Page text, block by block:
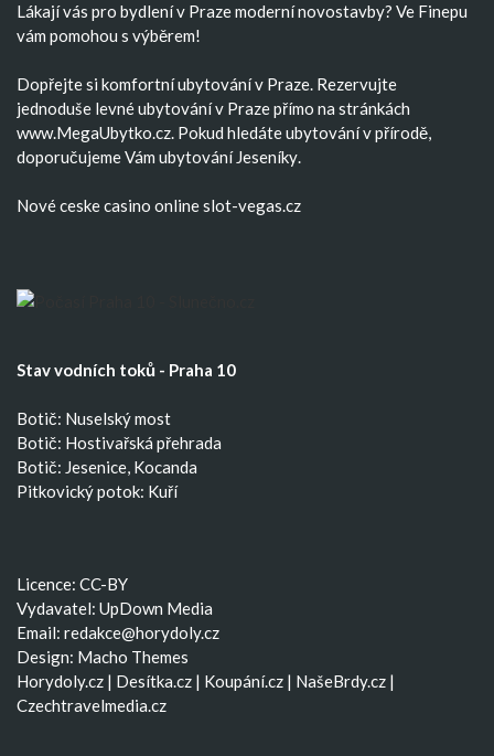
Lákají vás pro bydlení v Praze modernínovostavby? Ve Finepu
vám pomohou s výběrem!
Dopřejte si komfortníubytování v Praze. Rezervujte
jednoduše levné ubytování v Prazepřímo na stránkách
www.MegaUbytko.cz. Pokud hledáte ubytování v přírodě,
doporučujeme Vám ubytování Jeseníky.
Nové ceske casino online slot-vegas.cz
Stav vodních toků - Praha 10
Botič: Nuselský most
Botič: Hostivařská přehrada
Botič: Jesenice, Kocanda
Pitkovický potok: Kuří
Licence: CC-BY
Vydavatel: UpDown Media
Email: redakce@horydoly.cz
Design: Macho Themes
Horydoly.cz | Desítka.cz | Koupání.cz | NašeBrdy.cz |
Czechtravelmedia.cz